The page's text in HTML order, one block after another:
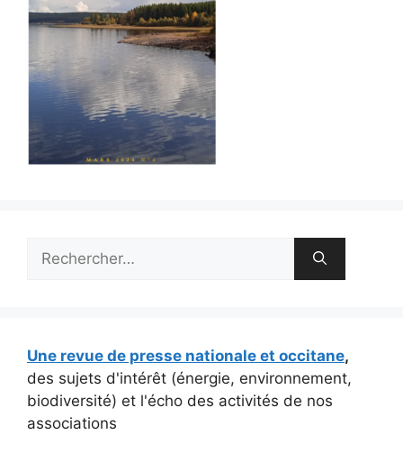
Une revue de presse nationale et occitane,
des sujets d'intérêt (énergie, environnement,
biodiversité) et l'écho des activités de nos
associations